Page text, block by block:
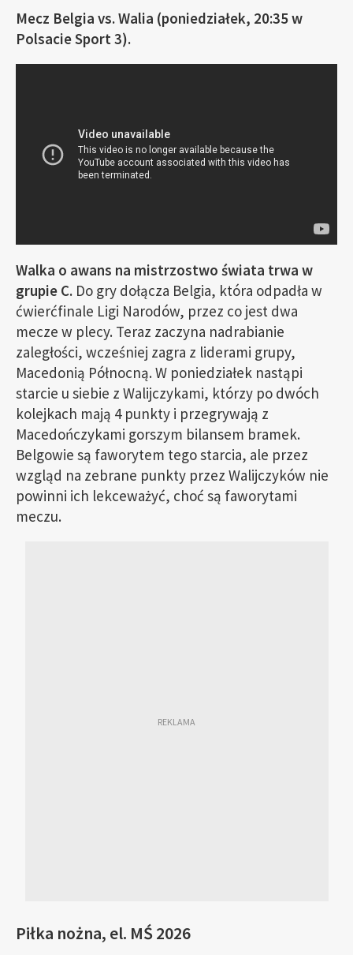
Mecz Belgia vs. Walia (poniedziałek, 20:35 w
Polsacie Sport 3).
Walka o awans na mistrzostwo świata trwa w
grupie C. Do gry dołącza Belgia, która odpadła w
ćwierćfinale Ligi Narodów, przez co jest dwa
mecze w plecy. Teraz zaczyna nadrabianie
zaległości, wcześniej zagra z liderami grupy,
Macedonią Północną. W poniedziałek nastąpi
starcie u siebie z Walijczykami, którzy po dwóch
kolejkach mają 4 punkty i przegrywają z
Macedończykami gorszym bilansem bramek.
Belgowie są faworytem tego starcia, ale przez
wzgląd na zebrane punkty przez Walijczyków nie
powinni ich lekceważyć, choć są faworytami
meczu.
Piłka nożna, el. MŚ 2026